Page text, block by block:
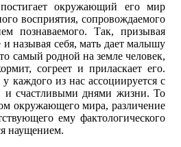
окружающий его мир
восприятия, сопровождаемого
познаваемого. Так, призывая
называя себя, мать дает малышу
самый родной на земле человек,
согреет и приласкает его.
из нас ассоциируется с
и счастливыми днями жизни. То
окружающего мира, различение
ему фактологического
наущением.